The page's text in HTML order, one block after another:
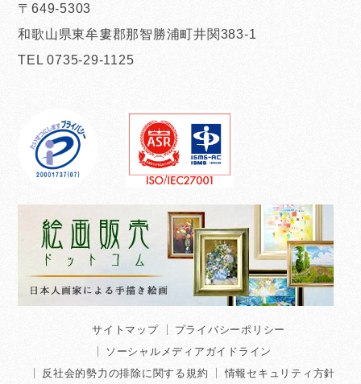
〒649-5303
和歌山県東牟婁郡那智勝浦町井関383-1
TEL 0735-29-1125
サイトマップ
プライバシーポリシー
ソーシャルメディアガイドライン
反社会的勢力の排除に関する規約
情報セキュリティ方針